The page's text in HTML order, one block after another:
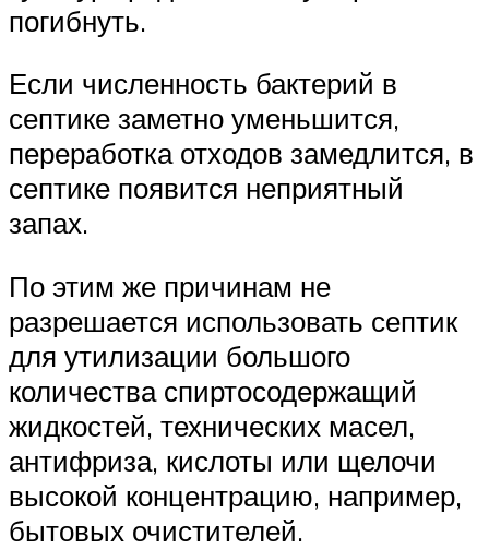
погибнуть.
Если численность бактерий в
септике заметно уменьшится,
переработка отходов замедлится, в
септике появится неприятный
запах.
По этим же причинам не
разрешается использовать септик
для утилизации большого
количества спиртосодержащий
жидкостей, технических масел,
антифриза, кислоты или щелочи
высокой концентрацию, например,
бытовых очистителей.